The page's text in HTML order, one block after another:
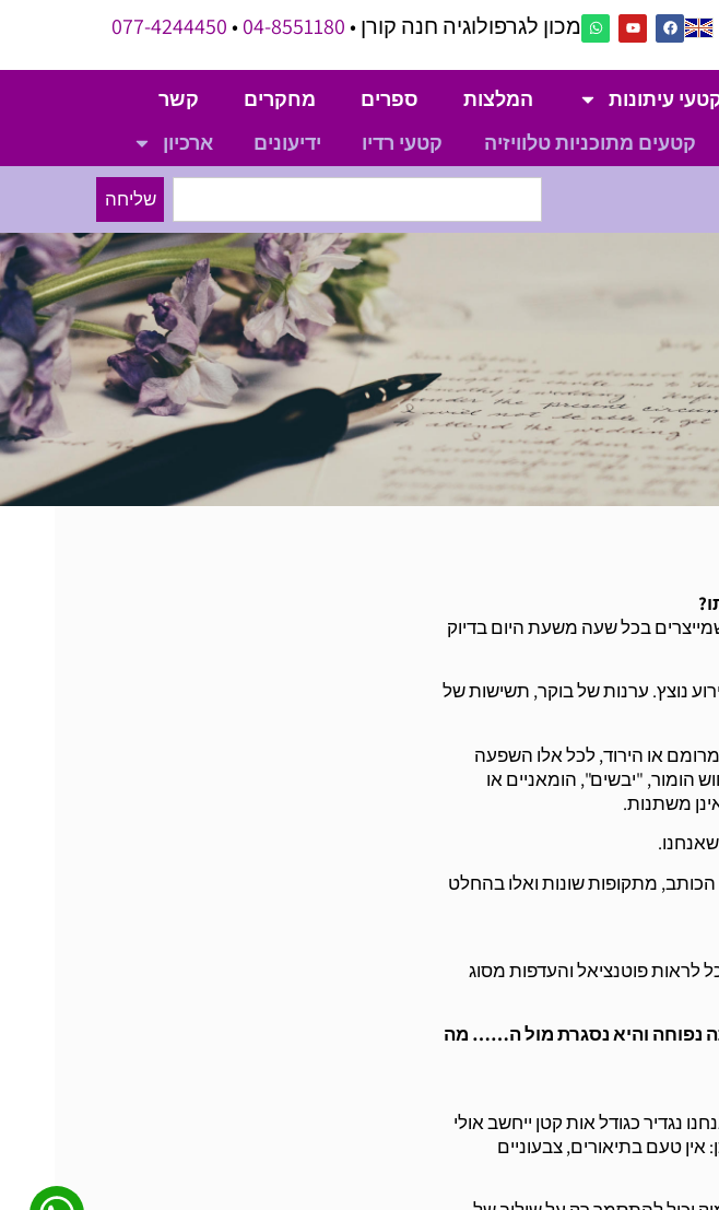
מכון לגרפולוגיה חנה קורן •04-8551180
•
077-4244450
עיתונות המלצות ספרים מחקרים
קשר
קטעים מתוכניות טלוויזיה קטעי רדיו ידיעונים ארכיון
שליחה
בכל שעה משעת היום בדיוק
נוצץ. ערנות של בוקר, תשישות של
או הירוד, לכל אלו השפעה
הומור, "יבשים", הומאניים או
משתנות.
מתקופות שונות ואלו בהחלט
לראות פוטנציאל והעדפות מסוג
נפוחה והיא נסגרת מול ה…… מה
נגדיר כגודל אות קטן ייחשב אולי
טעם בתיאורים, צבעוניים